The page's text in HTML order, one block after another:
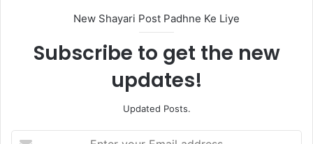
New Shayari Post Padhne Ke Liye
Subscribe to get the new
updates!
Updated Posts.
Enter